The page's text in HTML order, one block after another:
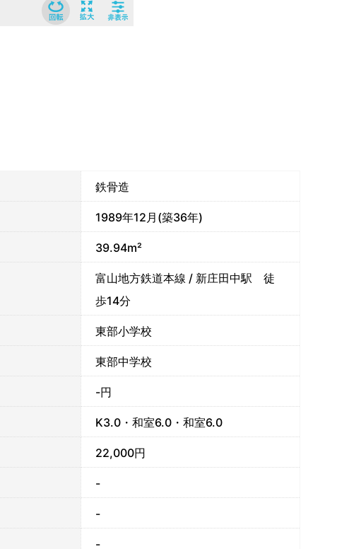
鉄骨造
1989年12月(築36年)
39.94m²
富山地方鉄道本線 / 新庄田中駅 徒
歩14分
東部小学校
東部中学校
-円
K3.0・和室6.0・和室6.0
22,000円
-
-
-